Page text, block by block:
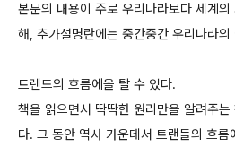
본문의 내용이 주로 우리나라보다 세계
해, 추가설명란에는 중간중간 우리나라
트렌드의 흐름에을 탈 수 있다.
책을 읽으면서 딱딱한 원리만을 알려주
다. 그 동안 역사 가운데서 트랜들의 흐